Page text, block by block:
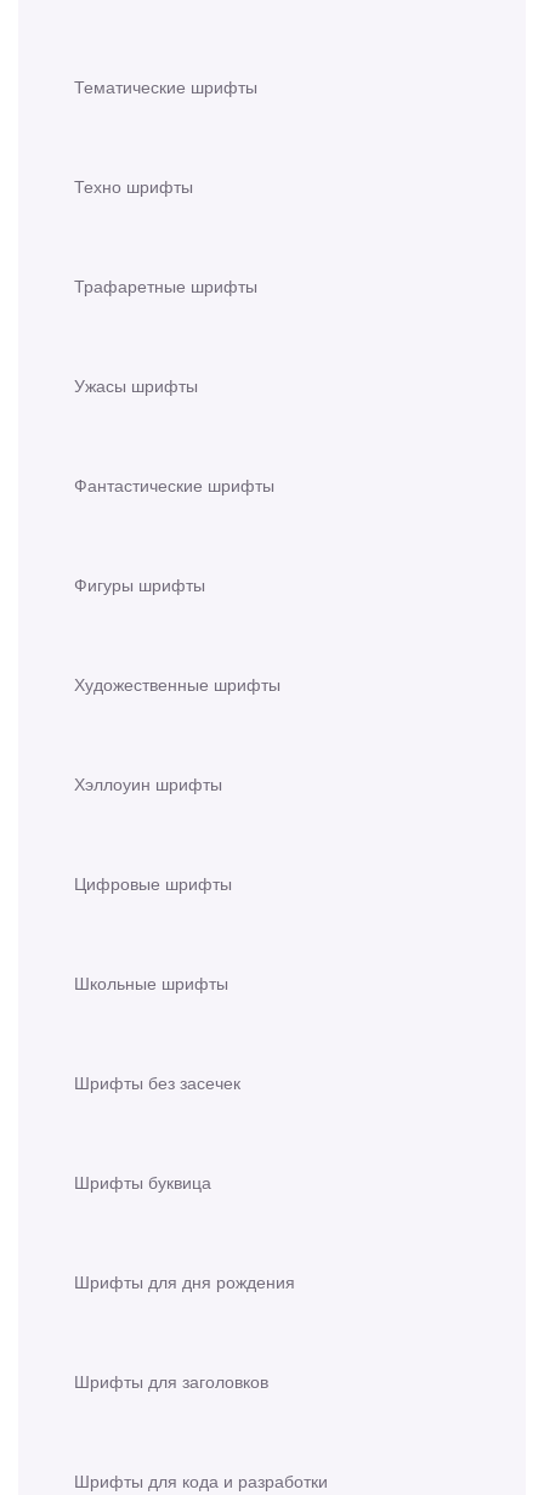
Тематические шрифты
Техно шрифты
Трафаретные шрифты
Ужасы шрифты
Фантастические шрифты
Фигуры шрифты
Художественные шрифты
Хэллоуин шрифты
Цифровые шрифты
Школьные шрифты
Шрифты без засечек
Шрифты буквица
Шрифты для дня рождения
Шрифты для заголовков
Шрифты для кода и разработки